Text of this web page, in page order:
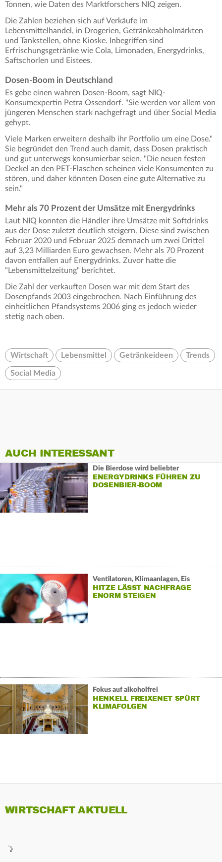
Tonnen, wie Daten des Marktforschers NIQ zeigen.
Die Zahlen beziehen sich auf Verkäufe im
Lebensmittelhandel, in Drogerien, Getränkeabholmärkten
und Tankstellen, ohne Kioske. Inbegriffen sind
Erfrischungsgetränke wie Cola, Limonaden, Energydrinks,
Saftschorlen und Eistees.
Dosen-Boom in Deutschland
Es gebe einen wahren Dosen-Boom, sagt NIQ-
Konsumexpertin Petra Ossendorf. "Sie werden vor allem von
jüngeren Menschen stark nachgefragt und über Social Media
gehypt.
Viele Marken erweitern deshalb ihr Portfolio um eine Dose."
Sie begründet den Trend auch damit, dass Dosen praktisch
und gut unterwegs konsumierbar seien. "Die neuen festen
Deckel an den PET-Flaschen scheinen viele Konsumenten zu
stören, und daher könnten Dosen eine gute Alternative zu
sein."
Mehr als 70 Prozent der Umsätze mit Energydrinks
Laut NIQ konnten die Händler ihre Umsätze mit Softdrinks
aus der Dose zuletzt deutlich steigern. Diese sind zwischen
Februar 2020 und Februar 2025 demnach um zwei Drittel
auf 3,23 Milliarden Euro gewachsen. Mehr als 70 Prozent
davon entfallen auf Energydrinks. Zuvor hatte die
"Lebensmittelzeitung" berichtet.
Die Zahl der verkauften Dosen war mit dem Start des
Dosenpfands 2003 eingebrochen. Nach Einführung des
einheitlichen Pfandsystems 2006 ging es jedoch wieder
stetig nach oben.
Wirtschaft Lebensmittel Getränkeideen Trends
Social Media
AUCH INTERESSANT
Die Bierdose wird beliebter
ENERGYDRINKS FÜHREN ZU
DOSENBIER-BOOM
Ventilatoren, Klimaanlagen, Eis
HITZE LÄSST NACHFRAGE
ENORM STEIGEN
Fokus auf alkoholfrei
HENKELL FREIXENET SPÜRT
KLIMAFOLGEN
WIRTSCHAFT AKTUELL